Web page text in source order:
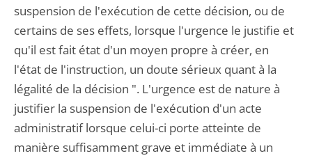
suspension de l'exécution de cette décision, ou de
certains de ses effets, lorsque l'urgence le justifie et
qu'il est fait état d'un moyen propre à créer, en
l'état de l'instruction, un doute sérieux quant à la
légalité de la décision ". L'urgence est de nature à
justifier la suspension de l'exécution d'un acte
administratif lorsque celui-ci porte atteinte de
manière suffisamment grave et immédiate à un